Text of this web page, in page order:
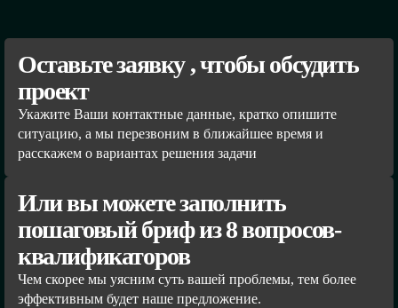
Оставьте заявку , чтобы обсудить
проект
Укажите Ваши контактные данные, кратко опишите
ситуацию, а мы перезвоним в ближайшее время и
расскажем о вариантах решения задачи
Или вы можете заполнить
пошаговый бриф из 8 вопросов-
квалификаторов
Чем скорее мы уясним суть вашей проблемы, тем более
эффективным будет наше предложение.